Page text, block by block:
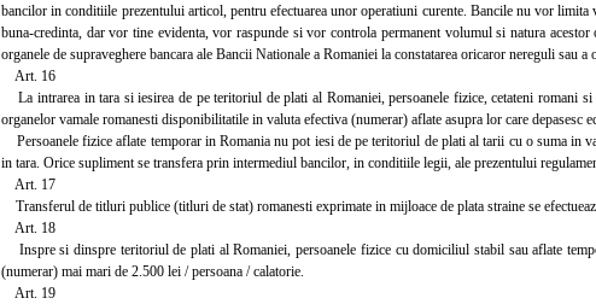
bancilor in conditiile prezentului articol, pentru efectuarea unor operatiuni curente. Bancile nu vor
buna-credinta, dar vor tine evidenta, vor raspunde si vor controla permanent volumul si natura acestor
organele de supraveghere bancara ale Bancii Nationale a Romaniei la constatarea oricaror nereguli sau
Art. 16
La intrarea in tara si iesirea de pe teritoriul de plati al Romaniei, persoanele fizice, cetateni romani
organelor vamale romanesti disponibilitatile in valuta efectiva (numerar) aflate asupra lor care depasesc
Persoanele fizice aflate temporar in Romania nu pot iesi de pe teritoriul de plati al tarii cu o suma in
in tara. Orice supliment se transfera prin intermediul bancilor, in conditiile legii, ale prezentului
Art. 17
Transferul de titluri publice (titluri de stat) romanesti exprimate in mijloace de plata straine se
Art. 18
Inspre si dinspre teritoriul de plati al Romaniei, persoanele fizice cu domiciliul stabil sau aflate
(numerar) mai mari de 2.500 lei / persoana / calatorie.
Art. 19